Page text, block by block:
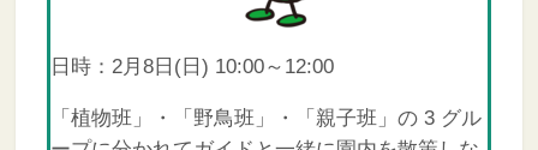
日時：2月8日(日) 10:00～12:00
「植物班」・「野鳥班」・「親子班」の 3 グル